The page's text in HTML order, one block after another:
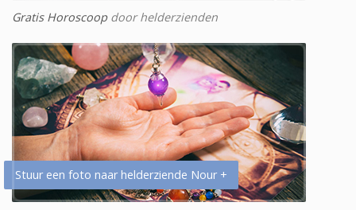
Gratis Horoscoopdoor helderzienden
Stuur een foto naar helderziende Nour +